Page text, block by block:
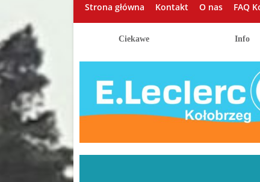
Strona główna Kontakt O nas FAQ
Ciekawe Info